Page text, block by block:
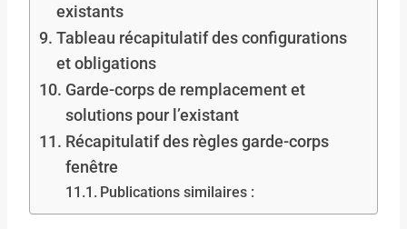
existants
Tableau récapitulatif des configurations
et obligations
Garde-corps de remplacement et
solutions pour l’existant
Récapitulatif des règles garde-corps
fenêtre
Publications similaires :